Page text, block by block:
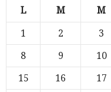
L M M
1 2 3
8
9 10
15
16 17